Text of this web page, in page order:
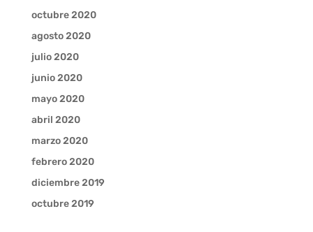
octubre 2020
agosto 2020
julio 2020
junio 2020
mayo 2020
abril 2020
marzo 2020
febrero 2020
diciembre 2019
octubre 2019